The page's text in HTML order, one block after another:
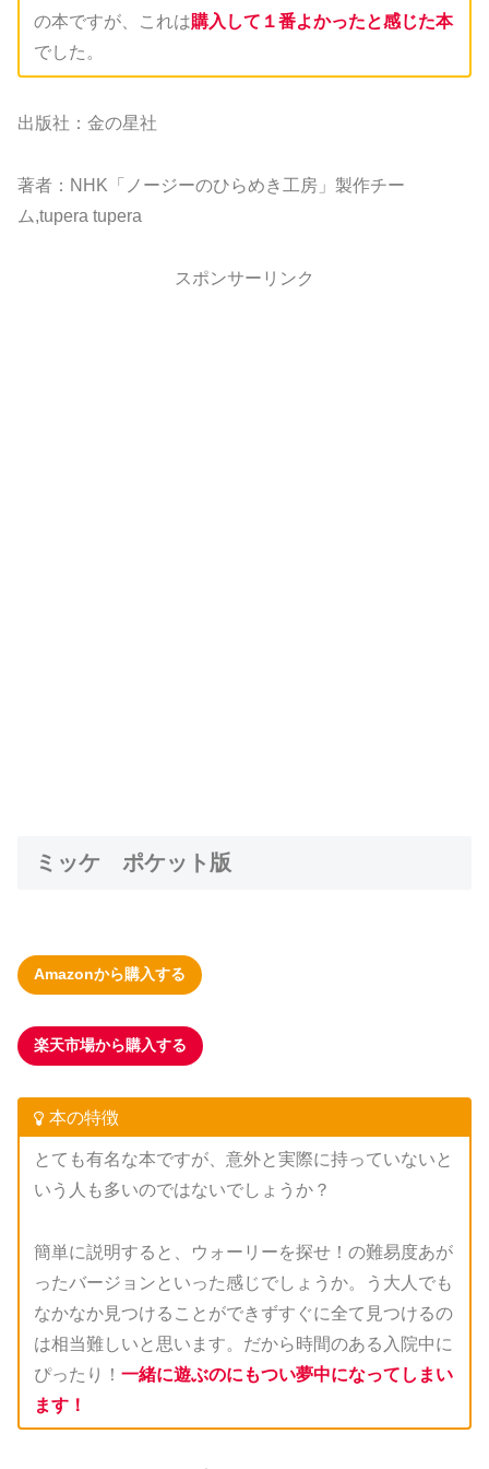
の本ですが、これは購入して１番よかったと感じた本
でした。
出版社：金の星社
著者：NHK「ノージーのひらめき工房」製作チー
ム,tupera tupera
スポンサーリンク
ミッケ ポケット版
Amazonから購入する
楽天市場から購入する
本の特徴
とても有名な本ですが、意外と実際に持っていないと
いう人も多いのではないでしょうか？
簡単に説明すると、ウォーリーを探せ！の難易度あが
ったバージョンといった感じでしょうか。う大人でも
なかなか見つけることができずすぐに全て見つけるの
は相当難しいと思います。だから時間のある入院中に
ぴったり！ 一緒に遊ぶのにもつい夢中になってしまい
ます！